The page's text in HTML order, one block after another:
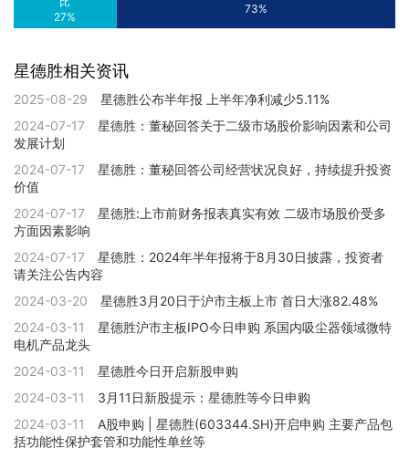
27%
73%
星德胜相关资讯
2025-08-29
星德胜公布半年报 上半年净利减少5.11%
2024-07-17
星德胜：董秘回答关于二级市场股价影响因素和公司
发展计划
2024-07-17
星德胜：董秘回答公司经营状况良好，持续提升投资
价值
2024-07-17
星德胜:上市前财务报表真实有效 二级市场股价受多
方面因素影响
2024-07-17
星德胜：2024年半年报将于8月30日披露，投资者
请关注公告内容
2024-03-20
星德胜3月20日于沪市主板上市 首日大涨82.48%
2024-03-11
星德胜沪市主板IPO今日申购 系国内吸尘器领域微特
电机产品龙头
2024-03-11
星德胜今日开启新股申购
2024-03-11
3月11日新股提示：星德胜等今日申购
2024-03-11
A股申购 | 星德胜(603344.SH)开启申购 主要产品包
括功能性保护套管和功能性单丝等